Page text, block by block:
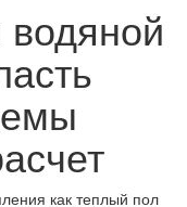
водяной
как теплый пол